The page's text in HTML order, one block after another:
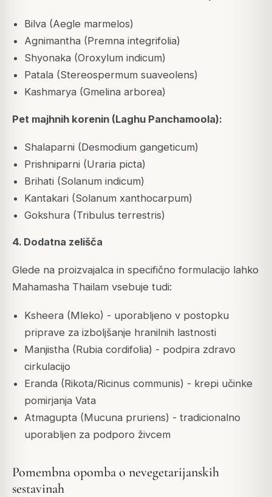
Bilva (Aegle marmelos)
Agnimantha (Premna integrifolia)
Shyonaka (Oroxylum indicum)
Patala (Stereospermum suaveolens)
Kashmarya (Gmelina arborea)
Pet majhnih korenin (Laghu Panchamoola):
Shalaparni (Desmodium gangeticum)
Prishniparni (Uraria picta)
Brihati (Solanum indicum)
Kantakari (Solanum xanthocarpum)
Gokshura (Tribulus terrestris)
4. Dodatna zelišča
Glede na proizvajalca in specifično formulacijo lahko
Mahamasha Thailam vsebuje tudi:
Ksheera (Mleko) - uporabljeno v postopku
priprave za izboljšanje hranilnih lastnosti
Manjistha (Rubia cordifolia) - podpira zdravo
cirkulacijo
Eranda (Rikota/Ricinus communis) - krepi učinke
pomirjanja Vata
Atmagupta (Mucuna pruriens) - tradicionalno
uporabljen za podporo živcem
Pomembna opomba o nevegetarijanskih
sestavinah